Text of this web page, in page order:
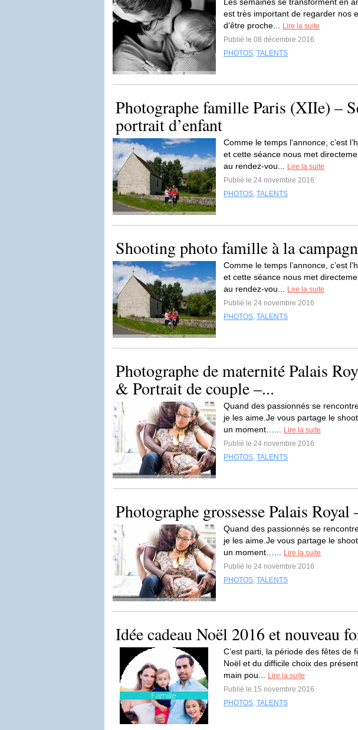
est très important de regarder nos
d’être proche...
Lire la suite
Publié le 08 décembre 2016
PHOTOS, TALENTS
Photographe famille Paris (XIIe) –
portrait d’enfant
Comme le temps l’annonce, c’est
et cette séance nous met
au rendez-vou...
Lire la suite
Publié le 24 novembre 2016
PHOTOS, TALENTS
Shooting photo famille à la
Comme le temps l’annonce, c’est
et cette séance nous met
au rendez-vou...
Lire la suite
Publié le 24 novembre 2016
PHOTOS, TALENTS
Photographe de maternité Palais
& Portrait de couple –...
Quand des passionnés se
je les aime.Je vous partage le
un moment…...
Lire la suite
Publié le 24 novembre 2016
PHOTOS, TALENTS
Photographe grossesse Palais
Quand des passionnés se
je les aime.Je vous partage le
un moment…...
Lire la suite
Publié le 24 novembre 2016
PHOTOS, TALENTS
Idée cadeau Noël 2016 et nouveau
C’est parti, la période des fêtes de
Noël et du difficile choix des
main pou...
Lire la suite
Publié le 15 novembre 2016
PHOTOS, TALENTS